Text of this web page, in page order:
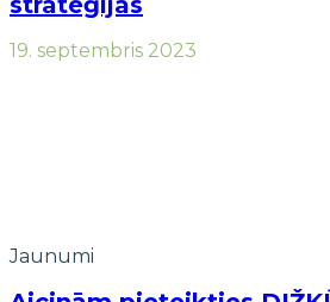
19. septembris 2023
Jaunumi